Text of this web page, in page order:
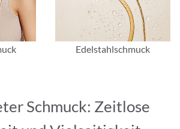
Edelstahlschmuck
Schmuck: Zeitlose